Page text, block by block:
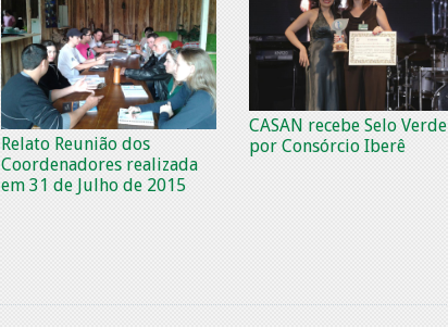
Relato Reunião dos
Coordenadores realizada
em 31 de Julho de 2015
CASAN recebe Selo Verde
por Consórcio Iberê